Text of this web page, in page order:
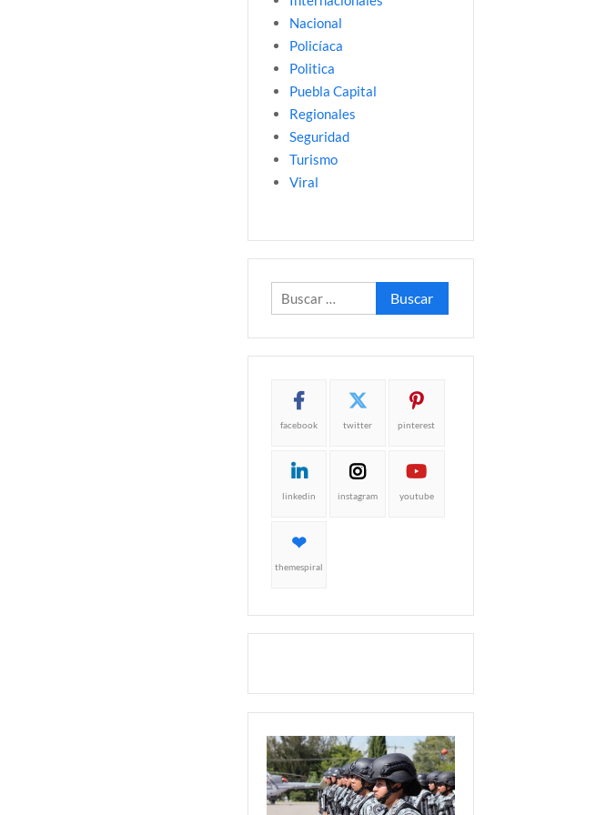
Nacional
Policíaca
Politica
Puebla Capital
Regionales
Seguridad
Turismo
Viral
Buscar:
facebook twitter pinterest
linkedin instagram youtube
themespiral